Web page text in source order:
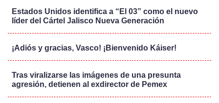
Estados Unidos identifica a “El 03” como el nuevo
líder del Cártel Jalisco Nueva Generación
¡Adiós y gracias, Vasco! ¡Bienvenido Káiser!
Tras viralizarse las imágenes de una presunta
agresión, detienen al exdirector de Pemex